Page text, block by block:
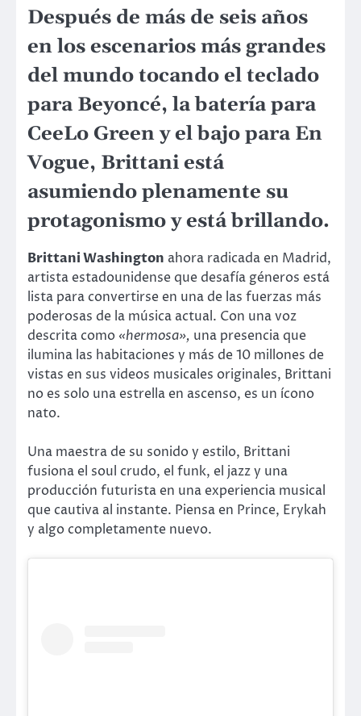
Después de más de seis años
en los escenarios más grandes
del mundo tocando el teclado
para Beyoncé, la batería para
CeeLo Green y el bajo para En
Vogue, Brittani está
asumiendo plenamente su
protagonismo y está brillando.
Brittani Washington ahora radicada en Madrid,
artista estadounidense que desafía géneros está
lista para convertirse en una de las fuerzas más
poderosas de la música actual. Con una voz
descrita como «hermosa», una presencia que
ilumina las habitaciones y más de 10 millones de
vistas en sus videos musicales originales, Brittani
no es solo una estrella en ascenso, es un ícono
nato.
Una maestra de su sonido y estilo, Brittani
fusiona el soul crudo, el funk, el jazz y una
producción futurista en una experiencia musical
que cautiva al instante. Piensa en Prince, Erykah
y algo completamente nuevo.